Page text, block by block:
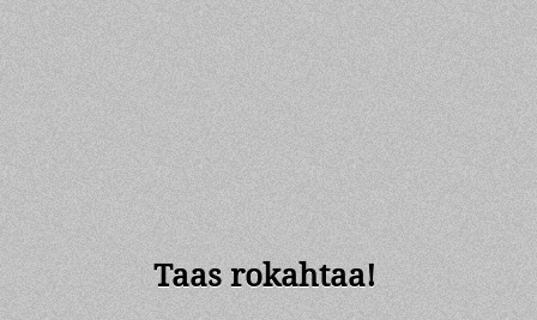
Taas rokahtaa!